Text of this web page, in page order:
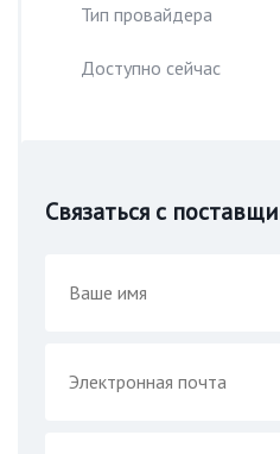
Тип провайдера
Доступно сейчас
Связаться с